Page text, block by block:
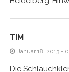
TIM
Januar 18, 2013 -
Die